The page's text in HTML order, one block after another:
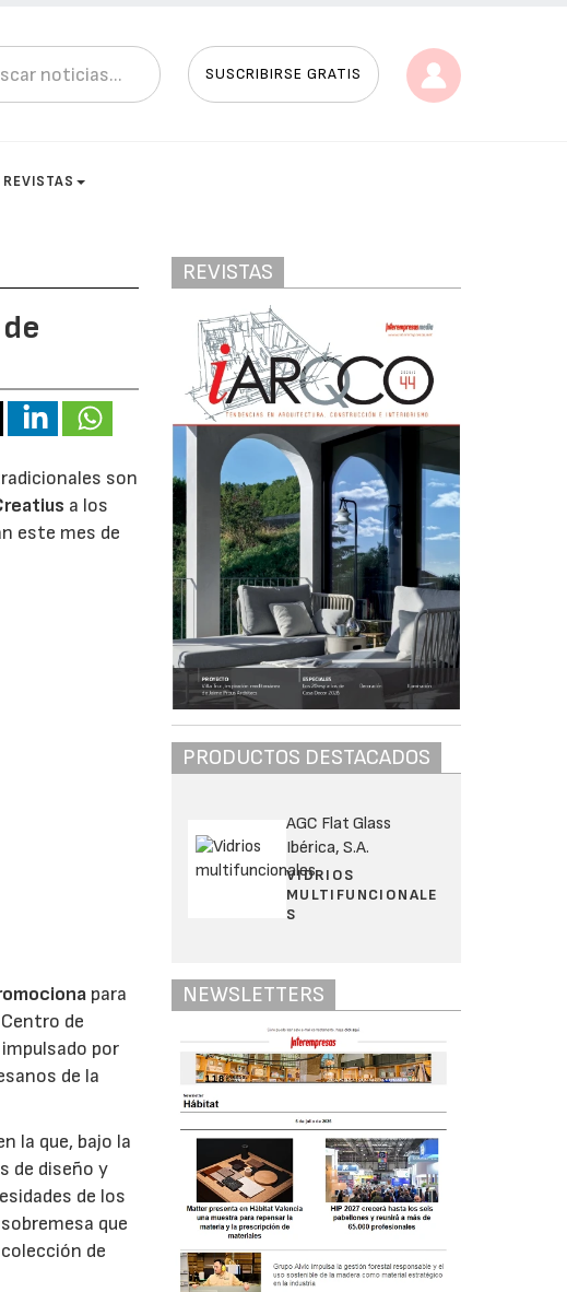
SUSCRIBIRSE GRATIS
REVISTAS
son
a los
este mes de
para
de
impulsado por
de la
la que, bajo la
de diseño y
de los
que
de
REVISTAS
PRODUCTOS DESTACADOS
AGC Flat Glass
Ibérica, S.A.
VIDRIOS
MULTIFUNCIONALE
S
NEWSLETTERS